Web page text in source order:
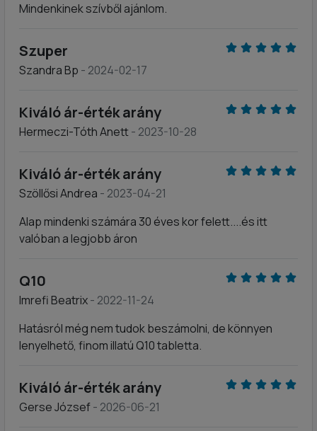
Mindenkinek szívből ajánlom.
Szuper
Szandra Bp - 2024-02-17
Kiváló ár-érték arány
Hermeczi-Tóth Anett- 2023-10-28
Kiváló ár-érték arány
Szöllősi Andrea - 2023-04-21
Alap mindenki számára 30 éves kor felett....és itt
valóban a legjobb áron
Q10
Imrefi Beatrix- 2022-11-24
Hatásról még nem tudok beszámolni, de könnyen
lenyelhető, finom illatú Q10 tabletta.
Kiváló ár-érték arány
Gerse József- 2026-06-21